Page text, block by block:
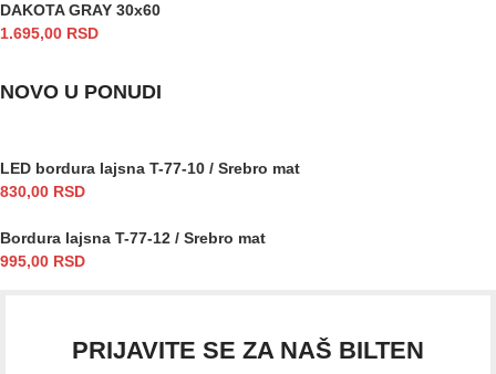
DAKOTA GRAY 30x60
1.695,00 RSD
NOVO U PONUDI
LED bordura lajsna T-77-10 / Srebro mat
830,00 RSD
Bordura lajsna T-77-12 / Srebro mat
995,00 RSD
PRIJAVITE SE ZA NAŠ BILTEN